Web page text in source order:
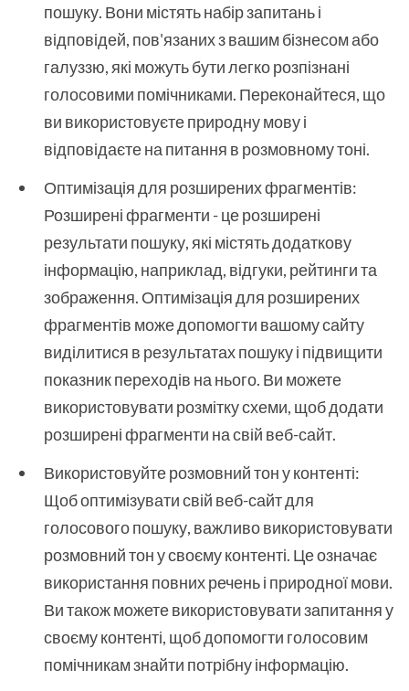
пошуку. Вони містять набір запитань і
відповідей, пов'язаних з вашим бізнесом або
галуззю, які можуть бути легко розпізнані
голосовими помічниками. Переконайтеся, що
ви використовуєте природну мову і
відповідаєте на питання в розмовному тоні.
Оптимізація для розширених фрагментів:
Розширені фрагменти - це розширені
результати пошуку, які містять додаткову
інформацію, наприклад, відгуки, рейтинги та
зображення. Оптимізація для розширених
фрагментів може допомогти вашому сайту
виділитися в результатах пошуку і підвищити
показник переходів на нього. Ви можете
використовувати розмітку схеми, щоб додати
розширені фрагменти на свій веб-сайт.
Використовуйте розмовний тон у контенті:
Щоб оптимізувати свій веб-сайт для
голосового пошуку, важливо використовувати
розмовний тон у своєму контенті. Це означає
використання повних речень і природної мови.
Ви також можете використовувати запитання у
своєму контенті, щоб допомогти голосовим
помічникам знайти потрібну інформацію.